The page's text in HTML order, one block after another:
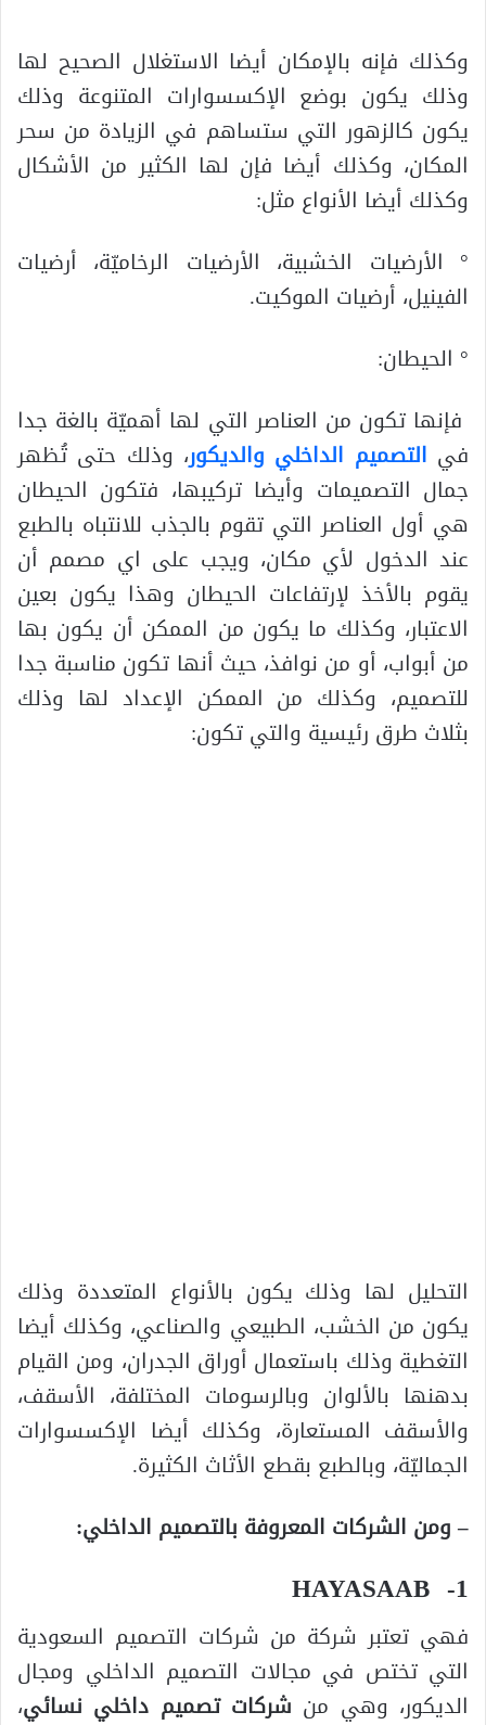
وكذلك فإنه بالإمكان أيضا الاستغلال الصحيح لها
وذلك يكون بوضع الإكسسوارات المتنوعة وذلك
يكون كالزهور التي ستساهم في الزيادة من سحر
المكان، وكذلك أيضا فإن لها الكثير من الأشكال
وكذلك أيضا الأنواع مثل:
° الأرضيات الخشبية، الأرضيات الرخاميّة، أرضيات
الفينيل، أرضيات الموكيت.
° الحيطان:
فإنها تكون من العناصر التي لها أهميّة بالغة جدا
في التصميم الداخلي والديكور، وذلك حتى تُظهر
جمال التصميمات وأيضا تركيبها، فتكون الحيطان
هي أول العناصر التي تقوم بالجذب للانتباه بالطبع
عند الدخول لأي مكان، ويجب على اي مصمم أن
يقوم بالأخذ لإرتفاعات الحيطان وهذا يكون بعين
الاعتبار، وكذلك ما يكون من الممكن أن يكون بها
من أبواب، أو من نوافذ، حيث أنها تكون مناسبة جدا
للتصميم، وكذلك من الممكن الإعداد لها وذلك
بثلاث طرق رئيسية والتي تكون:
التحليل لها وذلك يكون بالأنواع المتعددة وذلك
يكون من الخشب، الطبيعي والصناعي، وكذلك أيضا
التغطية وذلك باستعمال أوراق الجدران، ومن القيام
بدهنها بالألوان وبالرسومات المختلفة، الأسقف،
والأسقف المستعارة، وكذلك أيضا الإكسسوارات
الجماليّة، وبالطبع بقطع الأثاث الكثيرة.
– ومن الشركات المعروفة بالتصميم الداخلي:
1- HAYASAAB
فهي تعتبر شركة من شركات التصميم السعودية
التي تختص في مجالات التصميم الداخلي ومجال
الديكور، وهي من شركات تصميم داخلي نسائي،